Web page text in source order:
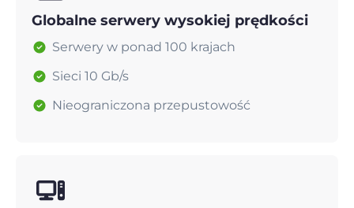
Globalne serwery wysokiej prędkości
Serwery w ponad 100 krajach
Sieci 10 Gb/s
Nieograniczona przepustowość